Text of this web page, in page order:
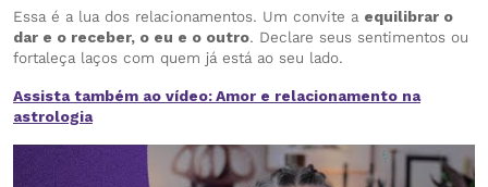
Essa é a lua dos relacionamentos. Um convite a equilibrar o
dar e o receber, o eu e o outro. Declare seus sentimentos ou
fortaleça laços com quem já está ao seu lado.
Assista também ao vídeo: Amor e relacionamento na
astrologia